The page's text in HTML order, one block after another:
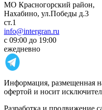
МО Красногорский район,
Нахабино, ул.Победы д.3
ст.1
info@intergran.ru
с 09:00 до 19:00
ежедневно
Информация, размещенная
офертой и носит